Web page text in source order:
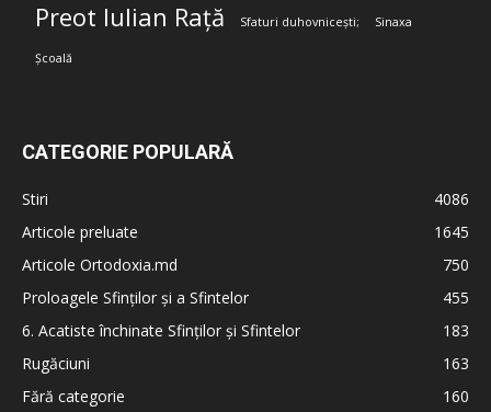
Preot Iulian Rață Sfaturi duhovnicești; Sinaxa
Școală
CATEGORIE POPULARĂ
Stiri
4086
Articole preluate
1645
Articole Ortodoxia.md
750
Proloagele Sfinților și a Sfintelor
455
6. Acatiste închinate Sfinților și Sfintelor
183
Rugăciuni
163
Fără categorie
160